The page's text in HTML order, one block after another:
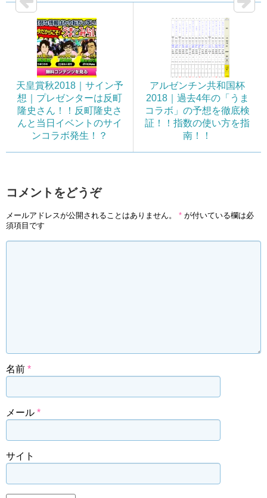
天皇賞秋2018｜サイン予
想｜プレゼンターは反町
隆史さん！！反町隆史さ
んと当日イベントのサイ
ンコラボ発生！？
アルゼンチン共和国杯
2018｜過去4年の「うま
コラボ」の予想を徹底検
証！！指数の使い方を指
南！！
コメントをどうぞ
メールアドレスが公開されることはありません。 * が付いている欄は必
須項目です
名前 *
メール *
サイト